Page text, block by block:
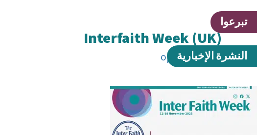
Interfaith Week (UK)
بواسطةophir
تبرعوا
النشرة الإخبارية